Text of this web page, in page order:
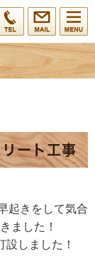
ート工事
起きをして気合
ました！
しました！